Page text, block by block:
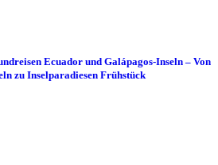
Ecuador und Galápagos-Inseln – Von
zu Inselparadiesen Frühstück